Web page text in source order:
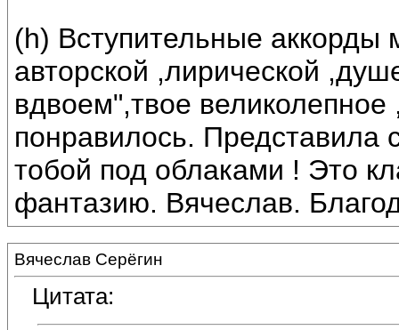
(h) Вступительные аккорды
авторской ,лирической
вдвоем",твое
понравилось.
тобой под облаками ! Это
фантазию. Вячеслав.
Вячеслав Серёгин
Цитата: